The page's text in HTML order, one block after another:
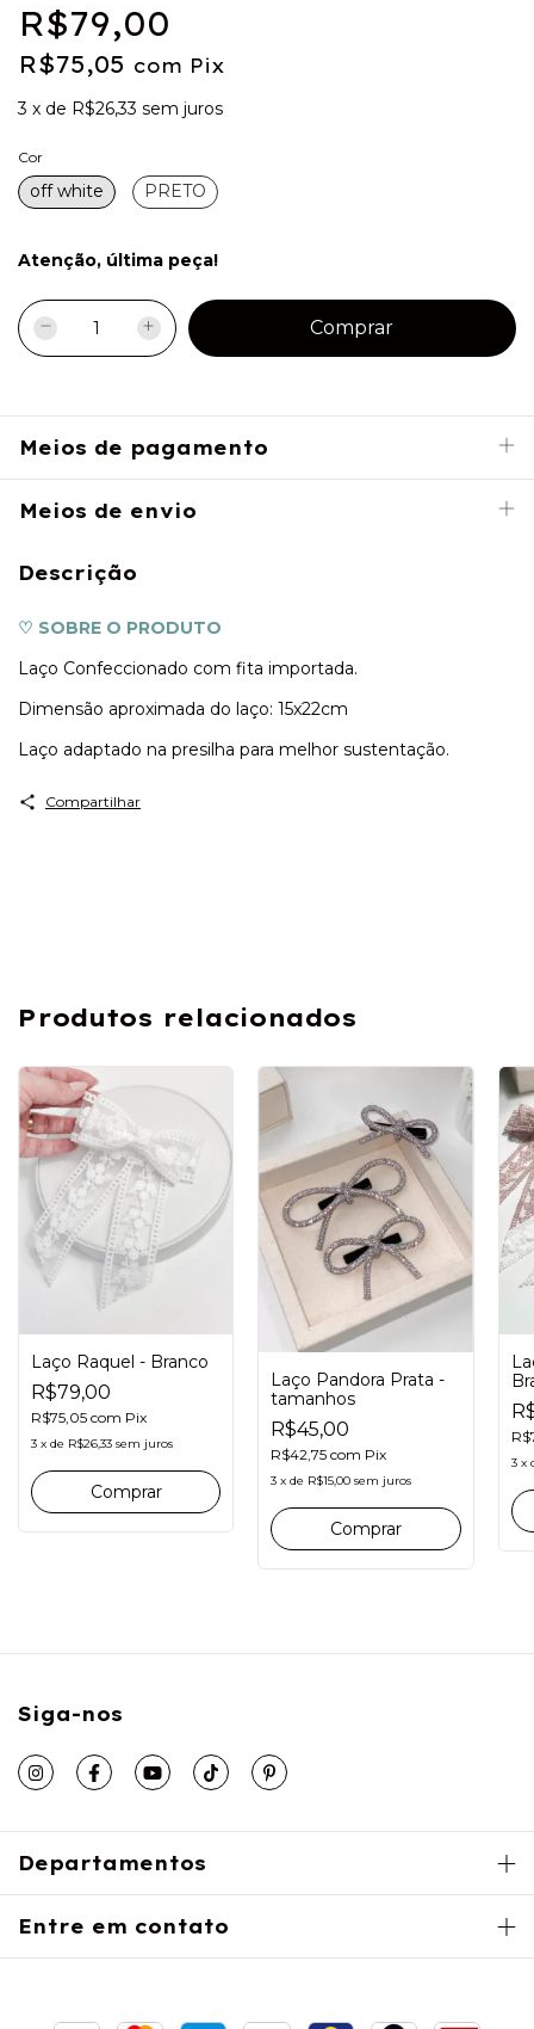
R$79,00
R$75,05 com Pix
3 x de R$26,33 sem juros
Cor
off white PRETO
Atenção, última peça!
Meios de pagamento
Meios de envio
Descrição
♡ SOBRE O PRODUTO
Laço Confeccionado com fita importada.
Dimensão aproximada do laço: 15x22cm
Laço adaptado na presilha para melhor sustentação.
Compartilhar
Produtos relacionados
Laço Raquel - Branco
R$79,00
R$75,05 com Pix
3 x de R$26,33 sem juros
Comprar
Laço Pandora Prata -
tamanhos
R$45,00
R$42,75com Pix
3 xde R$15,00 sem juros
Comprar
3 x
Siga-nos
Departamentos
Entre em contato